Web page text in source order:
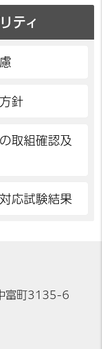
ティ
針
取組確認及
応試験結果
富町3135-6